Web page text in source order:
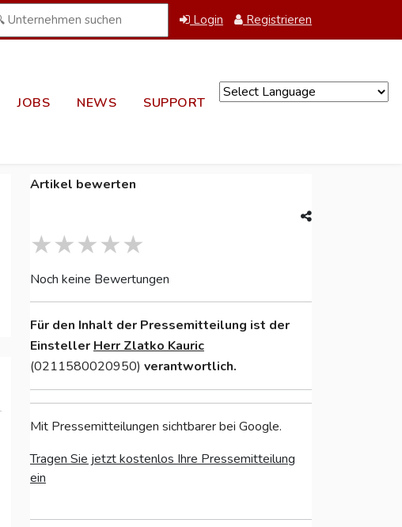
Login Registrieren
JOBS NEWS SUPPORT
Artikel bewerten
Noch keine Bewertungen
Für den Inhalt der Pressemitteilung ist der
Einsteller Herr Zlatko Kauric
(0211580020950) verantwortlich.
Mit Pressemitteilungen sichtbarer bei Google.
Tragen Sie jetzt kostenlos Ihre Pressemitteilung
ein